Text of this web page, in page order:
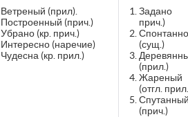
Ветреный (прил).
Построенный (прич.)
Убрано (кр. прич.)
Интересно (наречие)
Чудесна (кр. прил.)
Задано
прич.)
(сущ.)
(прил.)
Жареный
(отгл.
(прич.)